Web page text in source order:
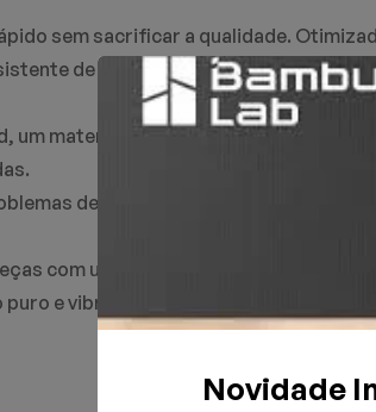
sem sacrificar a qualidade.
de 1.75mm ±0.03mm garante
um material incrivelmente fácil de
de warping! A formulação
com um acabamento liso e
puro e vibrante que realça os detalhes
Novidade